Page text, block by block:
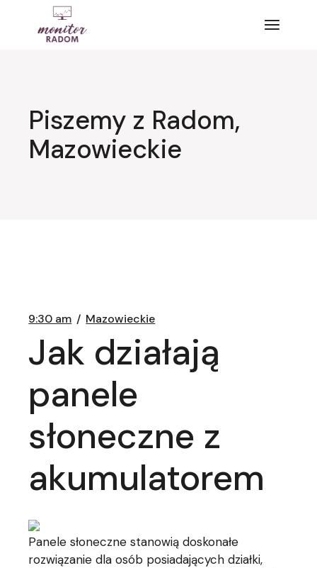
Piszemy z Radom,
Mazowieckie
9:30 am Mazowieckie
Jak działają
panele
słoneczne z
akumulatorem
Panele słoneczne stanowią doskonałe
rozwiązanie dla osób posiadających działki,